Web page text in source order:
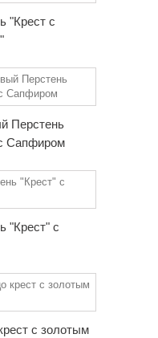
"Крест с
Перстень
Сапфиром
"Крест" с
с золотым